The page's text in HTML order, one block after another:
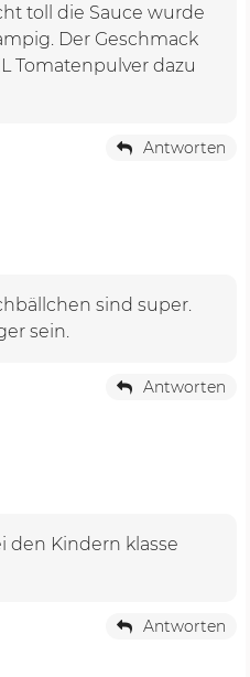
toll die Sauce wurde
Der Geschmack
Tomatenpulver dazu
Antworten
sind super.
Antworten
den Kindern klasse
Antworten